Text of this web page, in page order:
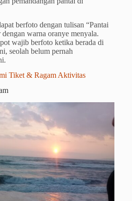
berfoto dengan tulisan “Pantai
warna oranye menyala.
wajib berfoto ketika berada di
seolah belum pernah
Tiket & Ragam Aktivitas